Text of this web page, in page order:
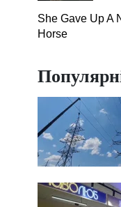
She Gave Up A
Horse